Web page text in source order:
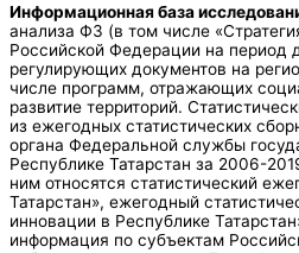
Информационная база
анализа ФЗ (в том числе
Российской Федерации на период
регулирующих документов на
числе программ, отражающих
развитие территорий.
из ежегодных статистических
органа Федеральной службы
Республике Татарстан за 2006-
ним относятся статистический
Татарстан», ежегодный
инновации в Республике
информация по субъектам